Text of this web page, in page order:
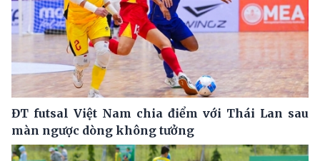
ĐT futsal Việt Nam chia điểm với Thái Lan sau
màn ngược dòng không tưởng